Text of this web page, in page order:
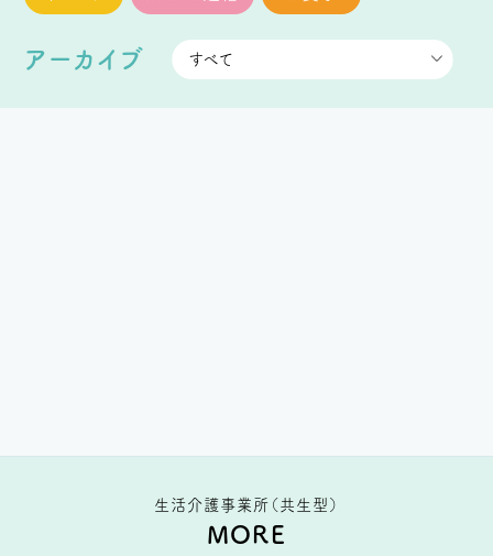
アーカイブ
生活介護事業所（共生型）
MORE